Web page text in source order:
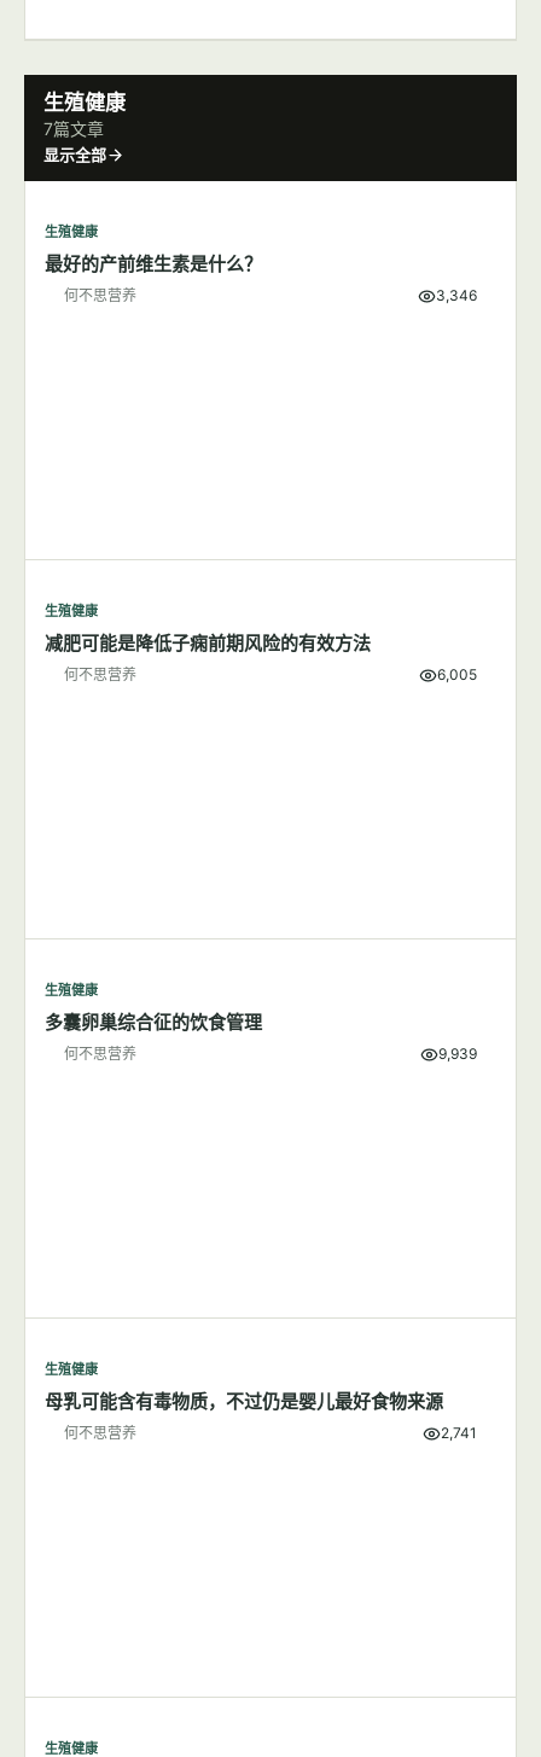
生殖健康
7篇文章
显示全部
生殖健康
最好的产前维生素是什么？
何不思营养 3,346
生殖健康
减肥可能是降低子痫前期风险的有效方法
何不思营养 6,005
生殖健康
多囊卵巢综合征的饮食管理
何不思营养 9,939
生殖健康
母乳可能含有毒物质，不过仍是婴儿最好食物来源
何不思营养 2,741
生殖健康